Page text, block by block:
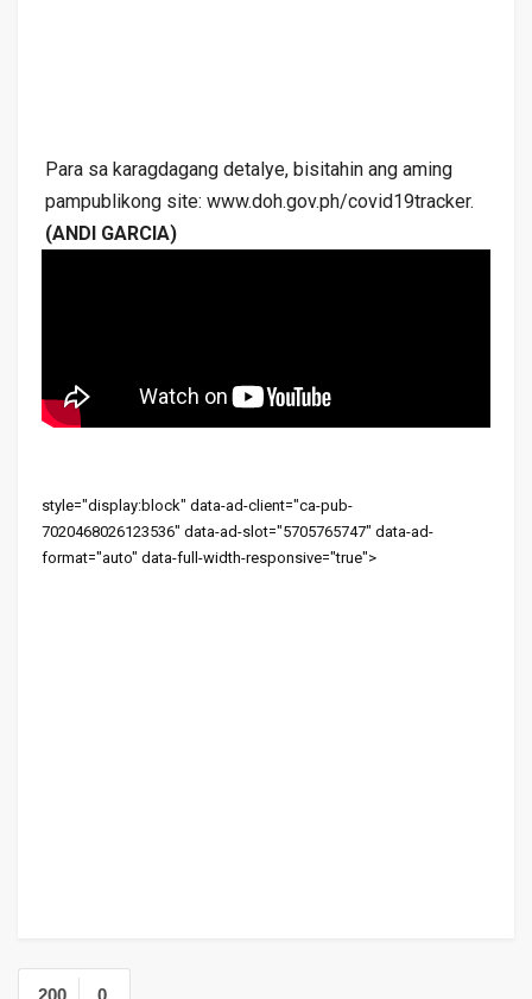
Para sa karagdagang detalye, bisitahin ang aming
pampublikong site: www.doh.gov.ph/covid19tracker.
(ANDI GARCIA)
style="display:block" data-ad-client="ca-pub-
7020468026123536" data-ad-slot="5705765747" data-ad-
format="auto" data-full-width-responsive="true">
0
200